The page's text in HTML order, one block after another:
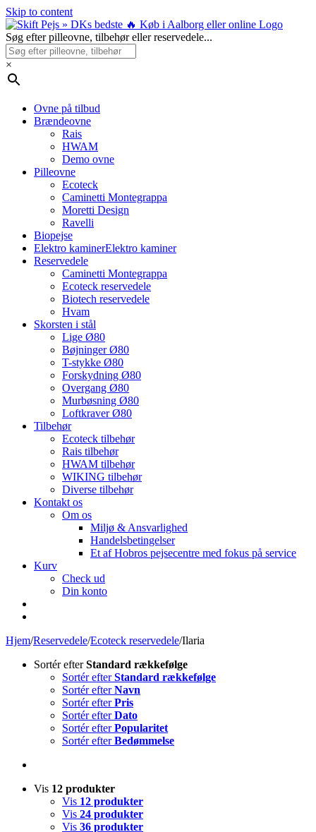
Skip to content
Søg efter pilleovne, tilbehør eller reservedele...
×
Ovne på tilbud
Brændeovne
Rais
HWAM
Demo ovne
Pilleovne
Ecoteck
Caminetti Montegrappa
Moretti Design
Ravelli
Biopejse
Elektro kaminerElektro kaminer
Reservedele
Caminetti Montegrappa
Ecoteck reservedele
Biotech reservedele
Hvam
Skorsten i stål
Lige Ø80
Bøjninger Ø80
T-stykke Ø80
Forskydning Ø80
Overgang Ø80
Murbøsning Ø80
Loftkraver Ø80
Tilbehør
Ecoteck tilbehør
Rais tilbehør
HWAM tilbehør
WIKING tilbehør
Diverse tilbehør
Kontakt os
Om os
Miljø & Ansvarlighed
Handelsbetingelser
Et af Hobros pejsecentre med fokus på service
Kurv
Check ud
Din konto
Hjem/Reservedele/Ecoteck reservedele/Ilaria
Sortér efterStandard rækkefølge
Sortér efterStandard rækkefølge
Sortér efterNavn
Sortér efterPris
Sortér efterDato
Sortér efterPopularitet
Sortér efterBedømmelse
Vis 12 produkter
Vis 12 produkter
Vis 24 produkter
Vis 36 produkter